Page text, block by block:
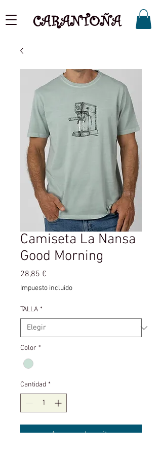
CARANTOÑA
Camiseta La Nansa
Good Morning
28,85 €
Impuesto incluido
TALLA *
Color *
Cantidad *
Agregar al carrito